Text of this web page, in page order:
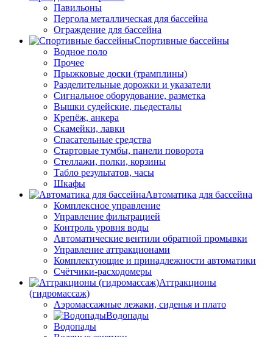
Павильоны
Пергола металлическая для бассейна
Ограждение для бассейна
Спортивные бассейны
Водное поло
Прочее
Прыжковые доски (трамплины)
Разделительные дорожки и указатели
Cигнальное оборудование, разметка
Вышки судейские, пьедесталы
Крепёж, анкера
Скамейки, лавки
Спасательные средства
Стартовые тумбы, панели поворота
Стеллажи, полки, корзины
Табло результатов, часы
Шкафы
Автоматика для бассейна
Комплексное управление
Управление фильтрацией
Контроль уровня воды
Автоматические вентили обратной промывки
Управление аттракционами
Комплектующие и принадлежности автоматики
Счётчики-расходомеры
Аттракционы
(гидромассаж)
Аэромассажные лежаки, сиденья и плато
Водопады
Водопады